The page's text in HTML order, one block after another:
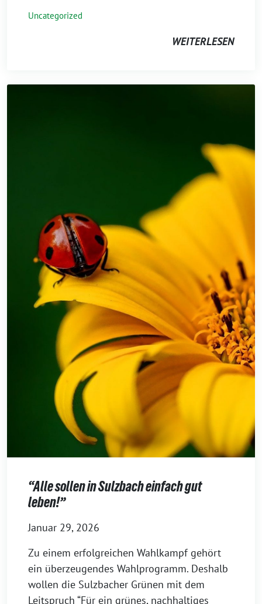
Uncategorized
WEITERLESEN
“Alle sollen in Sulzbach einfach gut
leben!”
Januar 29, 2026
Zu einem erfolgreichen Wahlkampf gehört
ein überzeugendes Wahlprogramm. Deshalb
wollen die Sulzbacher Grünen mit dem
Leitspruch “Für ein grünes, nachhaltiges